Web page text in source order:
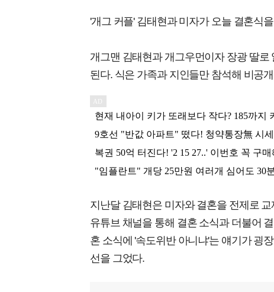
'개그 커플' 김태현과 미자가 오늘 결혼식
개그맨 김태현과 개그우먼이자 장광 딸
된다. 식은 가족과 지인들만 참석해 비공
지난달 김태현은 미자와 결혼을 전제로
유튜브 채널을 통해 결혼 소식과 더불어
혼 소식에 '속도위반 아니냐'는 얘기가 굉
선을 그었다.